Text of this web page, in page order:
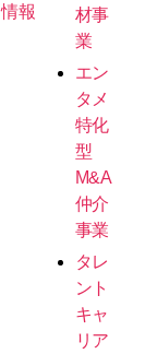
情報
材事
業
エン
タメ
特化
型
M&A
仲介
事業
タレ
ント
キャ
リア